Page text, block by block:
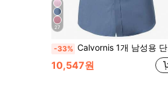
27
-33% Calvornis 1개 남성용 단색 긴팔 셔츠 캐주얼 & 비즈니스 일상 착용, 가을, 더스티 블루 셔츠 남성용, 슬림핏 드레스 셔츠 남성, 가을, 정장, 행사
10,547원